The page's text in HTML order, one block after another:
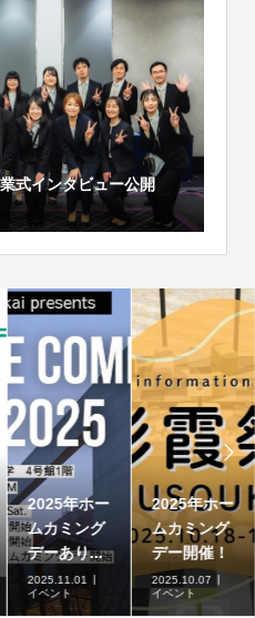
式インタビュー公開
2025年ホー
ムカミング
デーあり...
2025.11.01
イベント
2025年ホー
ムカミング
デー開催！
2025.10.07
イベント
